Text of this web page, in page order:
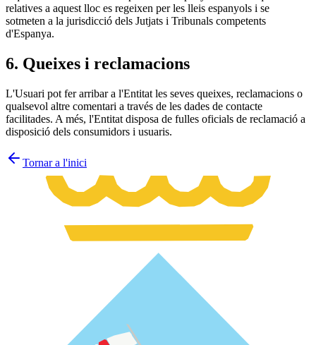
relatives a aquest lloc es regeixen per les lleis espanyols i se
sotmeten a la jurisdicció dels Jutjats i Tribunals competents
d'Espanya.
6. Queixes i reclamacions
L'Usuari pot fer arribar a l'Entitat les seves queixes, reclamacions o
qualsevol altre comentari a través de les dades de contacte
facilitades. A més, l'Entitat disposa de fulles oficials de reclamació a
disposició dels consumidors i usuaris.
Tornar a l'inici